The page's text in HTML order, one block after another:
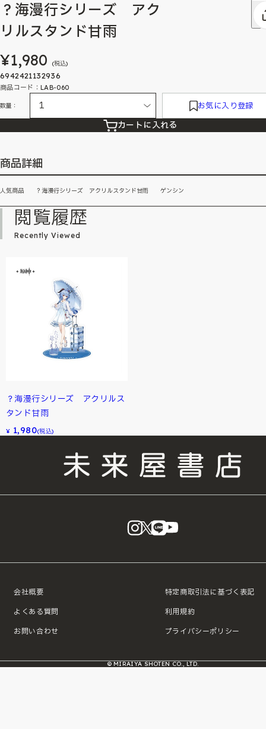
？海漫行シリーズ アク
リルスタンド甘雨
¥1,980 (税込)
6942421132936
商品コード：LAB-060
数量： お気に入り登録
カートに入れる
商品詳細
人気商品 ？海漫行シリーズ アクリルスタンド甘雨 ゲンシン
閲覧履歴
Recently Viewed
？海漫行シリーズ アクリルス
タンド甘雨
¥ 1,980(税込)
instagram
X LINE
会社概要
よくある質問
お問い合わせ
特定商取引法に基づく表記
利用規約
プライバシーポリシー
© MIRAIYA SHOTEN CO., LTD.